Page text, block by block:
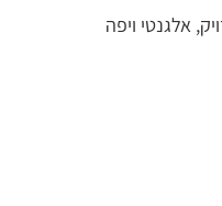
אלגנטי ויפה